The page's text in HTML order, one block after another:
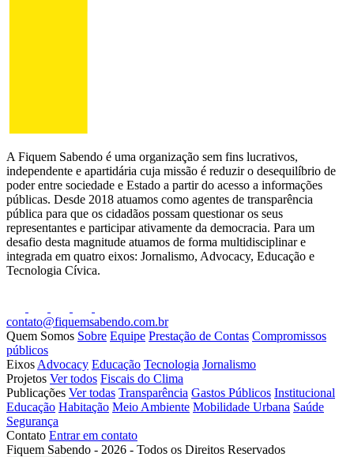
A Fiquem Sabendo é uma organização sem fins lucrativos,
independente e apartidária cuja missão é reduzir o desequilíbrio de
poder entre sociedade e Estado a partir do acesso a informações
públicas. Desde 2018 atuamos como agentes de transparência
pública para que os cidadãos possam questionar os seus
representantes e participar ativamente da democracia. Para um
desafio desta magnitude atuamos de forma multidisciplinar e
integrada em quatro eixos: Jornalismo, Advocacy, Educação e
Tecnologia Cívica.
contato@fiquemsabendo.com.br
Quem Somos Sobre Equipe Prestação de Contas Compromissos
públicos
Eixos Advocacy Educação Tecnologia Jornalismo
Projetos Ver todos Fiscais do Clima
Publicações Ver todas Transparência Gastos Públicos Institucional
Educação Habitação Meio Ambiente Mobilidade Urbana Saúde
Segurança
Contato Entrar em contato
Fiquem Sabendo - 2026 - Todos os Direitos Reservados